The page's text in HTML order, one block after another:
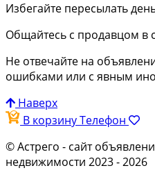
Избегайте пересылать
Общайтесь с продавцом в
Не отвечайте на
ошибками или с явным
Наверх
В корзинуТелефон
© Астрего - сайт
недвижимости 2023 - 2026